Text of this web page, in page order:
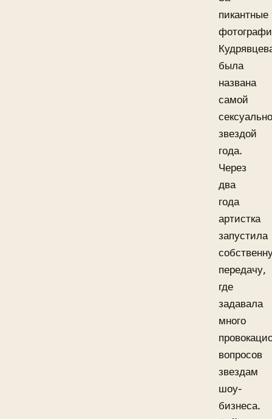
пикантные
была
названа
самой
звездой
года.
Через
два
года
артистка
запустила
передачу,
где
задавала
много
вопросов
звездам
шоу-
бизнеса.